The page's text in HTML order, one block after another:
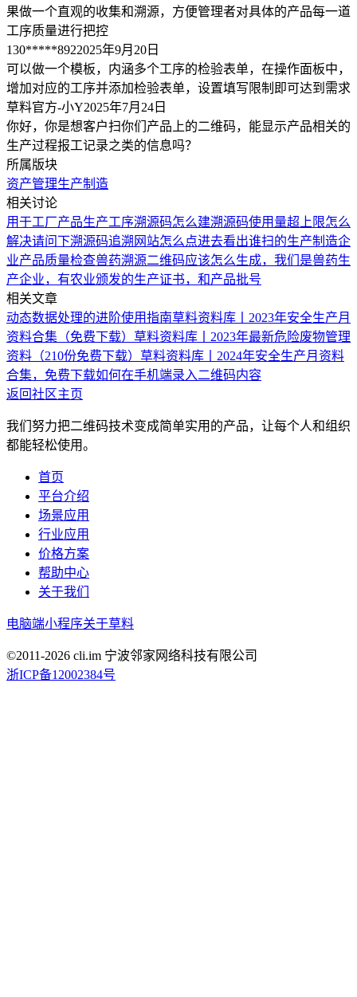
果做一个直观的收集和溯源，方便管理者对具体的产品每一道
工序质量进行把控
130*****8922025年9月20日
可以做一个模板，内涵多个工序的检验表单，在操作面板中，
增加对应的工序并添加检验表单，设置填写限制即可达到需求
草料官方-小Y2025年7月24日
你好，你是想客户扫你们产品上的二维码，能显示产品相关的
生产过程报工记录之类的信息吗？
所属版块
资产管理生产制造
相关讨论
用于工厂产品生产工序溯源码怎么建溯源码使用量超上限怎么
解决请问下溯源码追溯网站怎么点进去看出谁扫的生产制造企
业产品质量检查兽药溯源二维码应该怎么生成，我们是兽药生
产企业，有农业颁发的生产证书，和产品批号
相关文章
动态数据处理的进阶使用指南草料资料库丨2023年安全生产月
资料合集（免费下载） 草料资料库丨2023年最新危险废物管理
资料（210份免费下载） 草料资料库丨2024年安全生产月资料
合集，免费下载如何在手机端录入二维码内容
返回社区主页
我们努力把二维码技术变成简单实用的产品，让每个人和组织
都能轻松使用。
首页
平台介绍
场景应用
行业应用
价格方案
帮助中心
关于我们
电脑端小程序关于草料
©2011-2026 cli.im 宁波邻家网络科技有限公司
浙ICP备12002384号